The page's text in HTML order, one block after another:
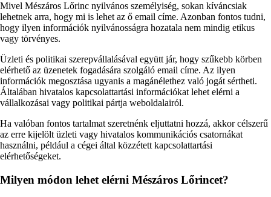
Mivel Mészáros Lőrinc nyilvános személyiség, sokan kíváncsiak
lehetnek arra, hogy mi is lehet az ő email címe. Azonban fontos tudni,
hogy ilyen információk nyilvánosságra hozatala nem mindig etikus
vagy törvényes.
Üzleti és politikai szerepvállalásával együtt jár, hogy szűkebb körben
elérhető az üzenetek fogadására szolgáló email címe. Az ilyen
információk megosztása ugyanis a magánélethez való jogát sértheti.
Általában hivatalos kapcsolattartási információkat lehet elérni a
vállalkozásai vagy politikai pártja weboldalairól.
Ha valóban fontos tartalmat szeretnénk eljuttatni hozzá, akkor célszerű
az erre kijelölt üzleti vagy hivatalos kommunikációs csatornákat
használni, például a cégei által közzétett kapcsolattartási
elérhetőségeket.
Milyen módon lehet elérni Mészáros Lőrincet?